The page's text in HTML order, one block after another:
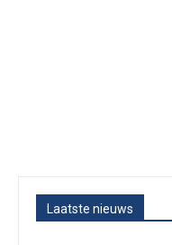
Laatste nieuws